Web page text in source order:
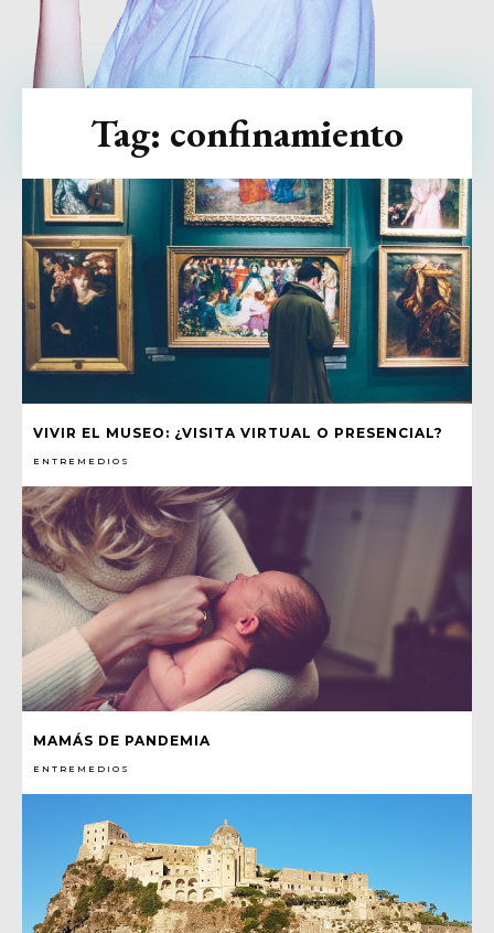
VIVIR EL MUSEO: ¿VISITA VIRTUAL O PRESENCIAL?
ENTREMEDIOS
MAMÁS DE PANDEMIA
ENTREMEDIOS
Tag: confinamiento